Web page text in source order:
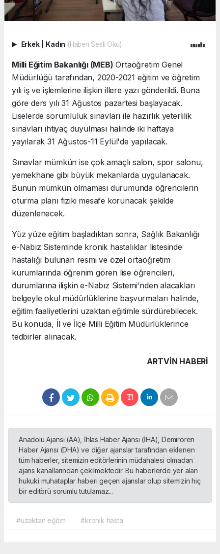
Erkek Kadın (Haberi Sesli Oku)
Milli Eğitim Bakanlığı (MEB) Ortaöğretim Genel
Müdürlüğü tarafından, 2020-2021 eğitim ve öğretim
yılı iş ve işlemlerine ilişkin illere yazı gönderildi. Buna
göre ders yılı 31 Ağustos pazartesi başlayacak.
Liselerde sorumluluk sınavları ile hazırlık yeterlilik
sınavları ihtiyaç duyulması halinde iki haftaya
yayılarak 31 Ağustos-11 Eylül'de yapılacak.
Sınavlar mümkün ise çok amaçlı salon, spor salonu,
yemekhane gibi büyük mekanlarda uygulanacak.
Bunun mümkün olmaması durumunda öğrencilerin
oturma planı fiziki mesafe korunacak şekilde
düzenlenecek.
Yüz yüze eğitim başladıktan sonra, Sağlık Bakanlığı
e-Nabız Sisteminde kronik hastalıklar listesinde
hastalığı bulunan resmi ve özel ortaöğretim
kurumlarında öğrenim gören lise öğrencileri,
durumlarına ilişkin e-Nabız Sistemi'nden alacakları
belgeyle okul müdürlüklerine başvurmaları halinde,
eğitim faaliyetlerini uzaktan eğitimle sürdürebilecek.
Bu konuda, İl ve İlçe Milli Eğitim Müdürlüklerince
tedbirler alınacak.
ARTVIN HABERİ
Anadolu Ajansı (AA), İhlas Haber Ajansı (İHA), Demirören
Haber Ajansı (DHA) ve diğer ajanslar tarafından eklenen
tüm haberler, sitemizin editörlerinin müdahalesi olmadan
ajans kanallarından çekilmektedir. Bu haberlerde yer alan
hukuki muhataplar haberi geçen ajanslar olup sitemizin hiç
bir editörü sorumlu tutulamaz...
#uzaktan eğitim #kronik hasta